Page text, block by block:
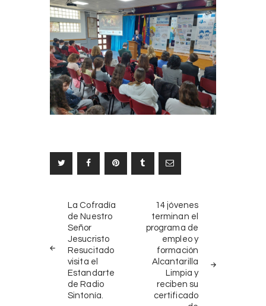
Navegación
de
entradas
NOTICIAS
ANTERIORES
La Cofradía
de Nuestro
Señor
Jesucristo
Resucitado
visita el
Estandarte
de Radio
Sintonía.
NOTICIA
14 jóvenes
terminan el
programa de
empleo y
formación
Alcantarilla
Limpia y
reciben su
certificado